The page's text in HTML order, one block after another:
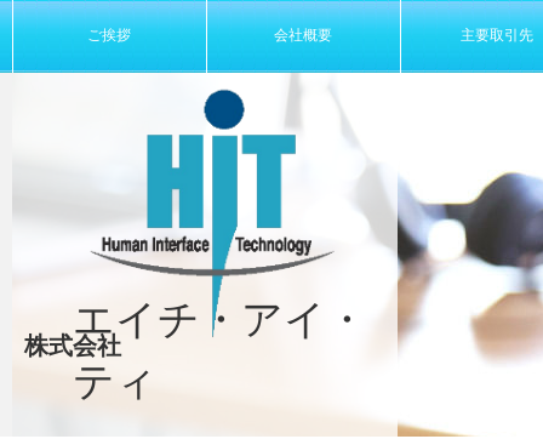
ご挨拶 会社概要 主要取引先
株式会社
エイチ・アイ・
ティ